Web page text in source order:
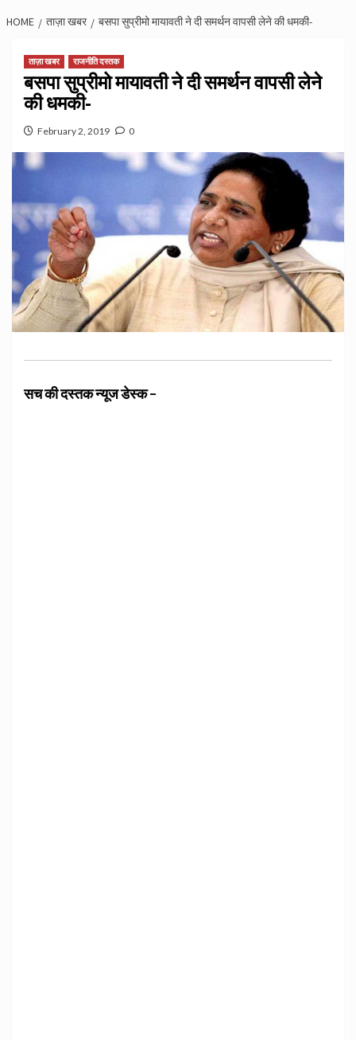
HOME ताज़ा खबर बसपा सुप्रीमो मायावती ने दी समर्थन वापसी लेने की धमकी-
ताज़ा खबर राजनीति दस्तक
बसपा सुप्रीमो मायावती ने दी समर्थन वापसी लेने
की धमकी-
February 2, 2019 0
सच की दस्तक न्यूज डेस्क –